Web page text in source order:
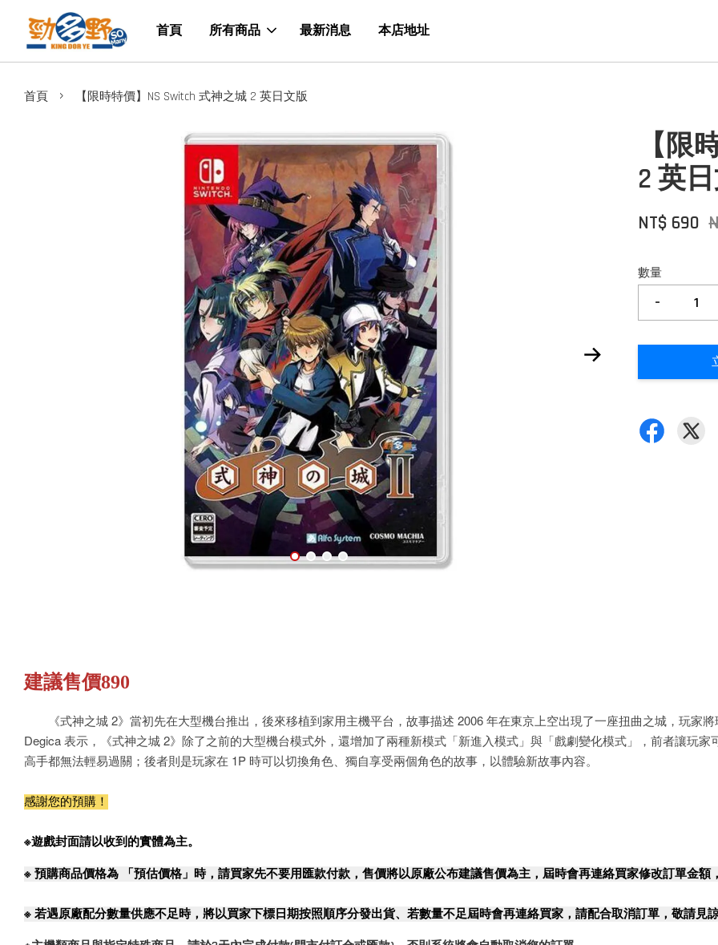
首頁 所有商品 最新消息 本店地址
首頁 › 【限時特價】NS Switch 式神之城 2 英日文版
【限
2 英
NT$ 690
數量
-
建議售價890
《式神之城 2》當初先在大型機台推出，後來移植到家用主機平台，故事描述 2006 年在東京上空出現了一座扭曲之城，玩家
Degica 表示，《式神之城 2》除了之前的大型機台模式外，還增加了兩種新模式「新進入模式」與「戲劇變化模式」，前者讓玩
高手都無法輕易過關；後者則是玩家在 1P 時可以切換角色、獨自享受兩個角色的故事，以體驗新故事內容。
感謝您的預購！
※遊戲封面請以收到的實體為主。
※ 預購商品價格為 「預估價格」時，請買家先不要用匯款付款，售價將以原廠公布建議售價為主，屆時會再連絡買家修改訂單金
※ 若遇原廠配分數量供應不足時，將以買家下標日期按照順序分發出貨、若數量不足屆時會再連絡買家，請配合取消訂單，敬請見